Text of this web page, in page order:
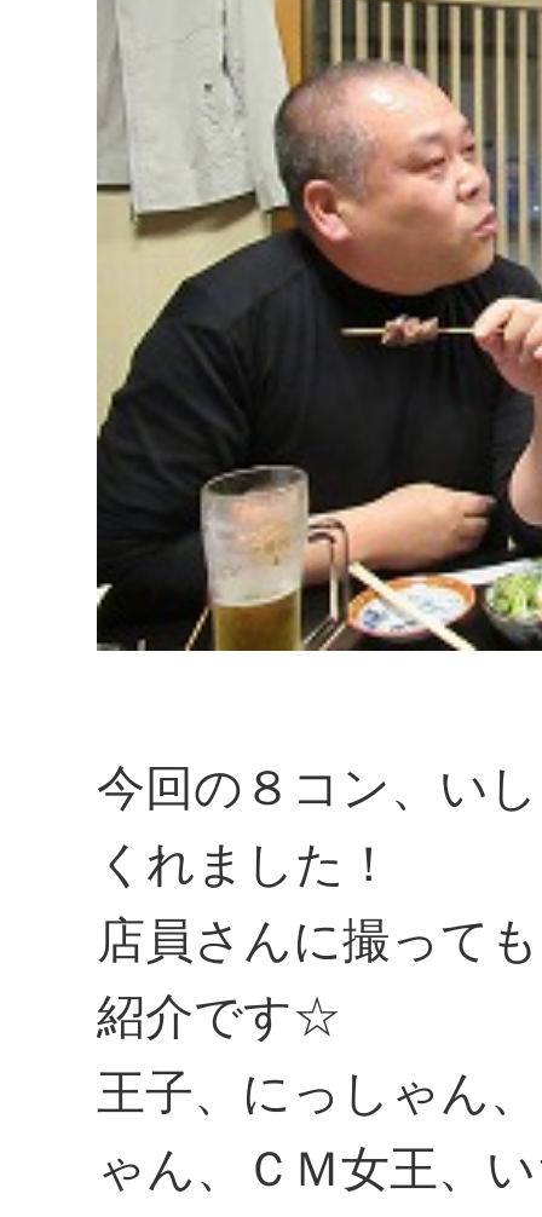
今回の８コン、い
くれました！
店員さんに撮って
紹介です☆
王子、にっしゃん
ゃん、ＣＭ女王、